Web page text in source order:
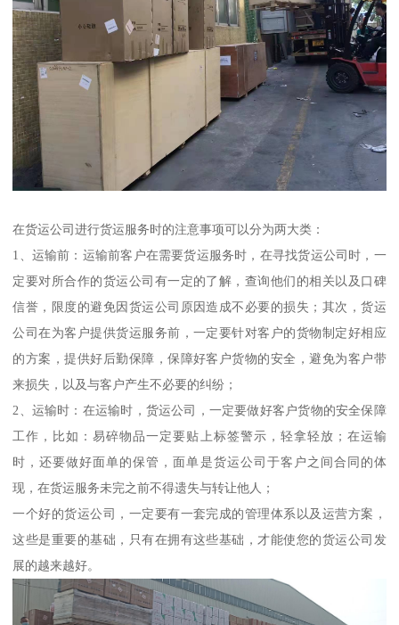
在货运公司进行货运服务时的注意事项可以分为两大类：
1、运输前：运输前客户在需要货运服务时，在寻找货运公司时，一
定要对所合作的货运公司有一定的了解，查询他们的相关以及口碑
信誉，限度的避免因货运公司原因造成不必要的损失；其次，货运
公司在为客户提供货运服务前，一定要针对客户的货物制定好相应
的方案，提供好后勤保障，保障好客户货物的安全，避免为客户带
来损失，以及与客户产生不必要的纠纷；
2、运输时：在运输时，货运公司，一定要做好客户货物的安全保障
工作，比如：易碎物品一定要贴上标签警示，轻拿轻放；在运输
时，还要做好面单的保管，面单是货运公司于客户之间合同的体
现，在货运服务未完之前不得遗失与转让他人；
一个好的货运公司，一定要有一套完成的管理体系以及运营方案，
这些是重要的基础，只有在拥有这些基础，才能使您的货运公司发
展的越来越好。